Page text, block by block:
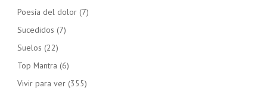
Poesía del dolor (7)
Sucedidos (7)
Suelos (22)
Top Mantra (6)
Vivir para ver (355)